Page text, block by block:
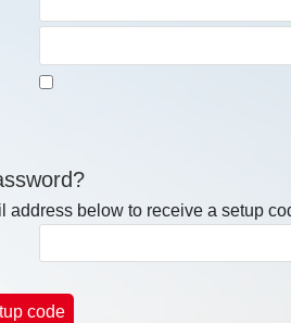
address below to receive a setup
code